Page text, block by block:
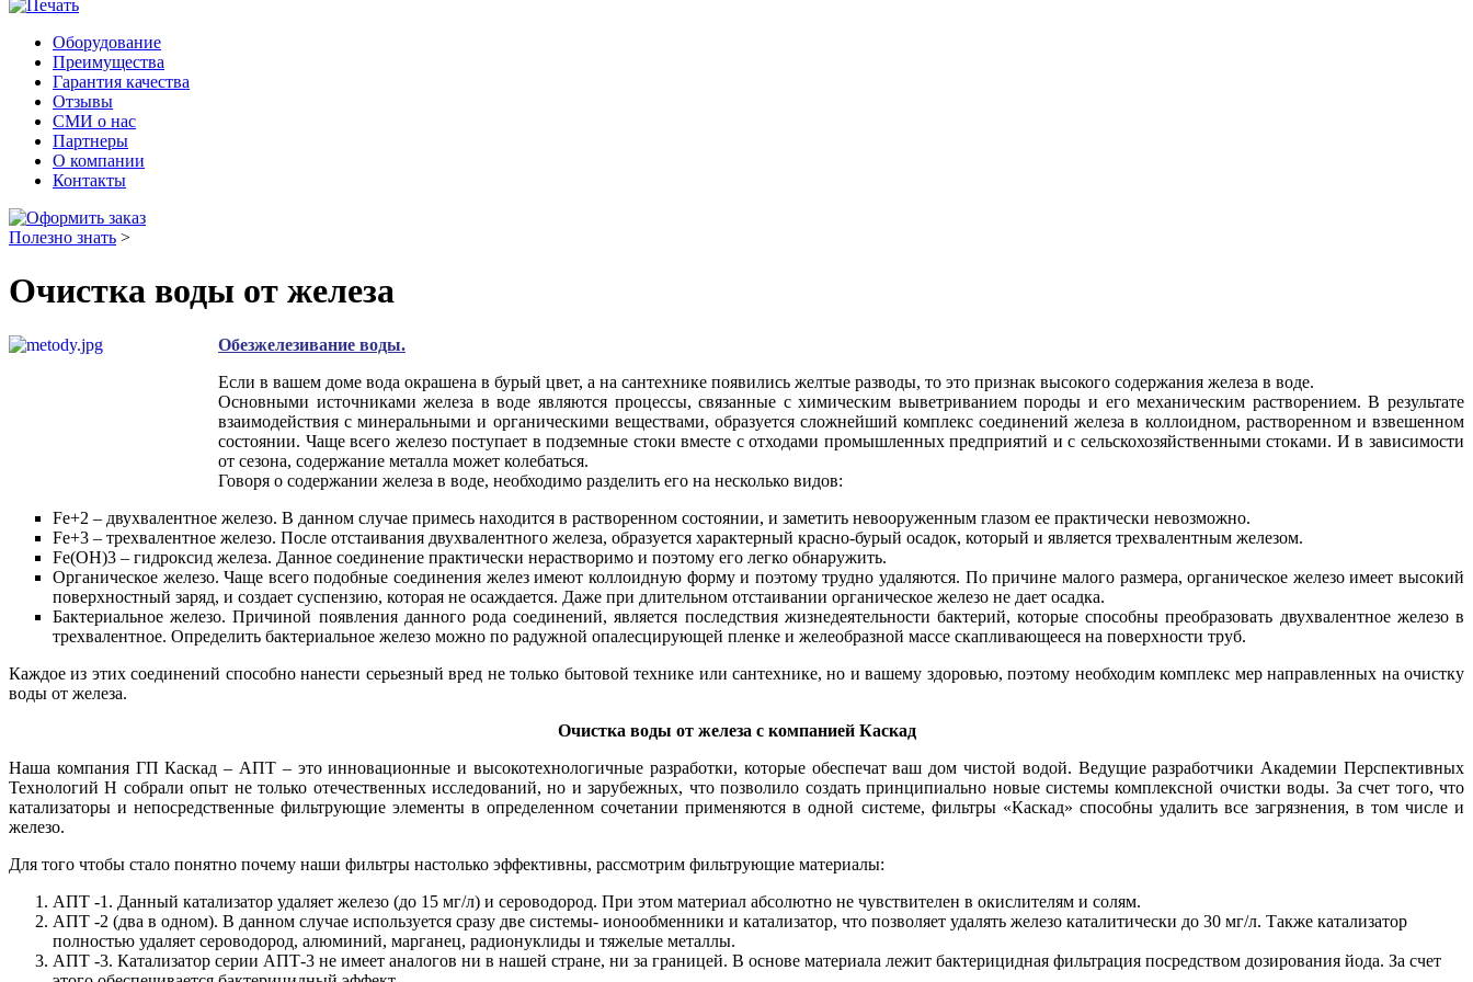
Оборудование
Преимущества
Гарантия качества
Отзывы
СМИ о нас
Партнеры
О компании
Контакты
Полезно знать >
Очистка воды от железа
Обезжелезивание воды.
Если в вашем доме вода окрашена в бурый цвет, а на сантехнике появились желтые разводы, то это признак высокого содержания железа в воде.
Основными источниками железа в воде являются процессы, связанные с химическим выветриванием породы и его механическим растворением. В результате
взаимодействия с минеральными и органическими веществами, образуется сложнейший комплекс соединений железа в коллоидном, растворенном и взвешенном
состоянии. Чаще всего железо поступает в подземные стоки вместе с отходами промышленных предприятий и с сельскохозяйственными стоками. И в зависимости
от сезона, содержание металла может колебаться.
Говоря о содержании железа в воде, необходимо разделить его на несколько видов:
Fe+2 – двухвалентное железо. В данном случае примесь находится в растворенном состоянии, и заметить невооруженным глазом ее практически невозможно.
Fe+3 – трехвалентное железо. После отстаивания двухвалентного железа, образуется характерный красно-бурый осадок, который и является трехвалентным железом.
Fe(OH)3 – гидроксид железа. Данное соединение практически нерастворимо и поэтому его легко обнаружить.
Органическое железо. Чаще всего подобные соединения желез имеют коллоидную форму и поэтому трудно удаляются. По причине малого размера, органическое железо имеет высокий
поверхностный заряд, и создает суспензию, которая не осаждается. Даже при длительном отстаивании органическое железо не дает осадка.
Бактериальное железо. Причиной появления данного рода соединений, является последствия жизнедеятельности бактерий, которые способны преобразовать двухвалентное железо в
трехвалентное. Определить бактериальное железо можно по радужной опалесцирующей пленке и желеобразной массе скапливающееся на поверхности труб.
Каждое из этих соединений способно нанести серьезный вред не только бытовой технике или сантехнике, но и вашему здоровью, поэтому необходим комплекс мер направленных на очистку
воды от железа.
Очистка воды от железа с компанией Каскад
Наша компания ГП Каскад – АПТ – это инновационные и высокотехнологичные разработки, которые обеспечат ваш дом чистой водой. Ведущие разработчики Академии Перспективных
Технологий Н собрали опыт не только отечественных исследований, но и зарубежных, что позволило создать принципиально новые системы комплексной очистки воды. За счет того, что
катализаторы и непосредственные фильтрующие элементы в определенном сочетании применяются в одной системе, фильтры «Каскад» способны удалить все загрязнения, в том числе и
железо.
Для того чтобы стало понятно почему наши фильтры настолько эффективны, рассмотрим фильтрующие материалы:
АПТ -1. Данный катализатор удаляет железо (до 15 мг/л) и сероводород. При этом материал абсолютно не чувствителен в окислителям и солям.
АПТ -2 (два в одном). В данном случае используется сразу две системы- ионообменники и катализатор, что позволяет удалять железо каталитически до 30 мг/л. Также катализатор
полностью удаляет сероводород, алюминий, марганец, радионуклиды и тяжелые металлы.
АПТ -3. Катализатор серии АПТ-3 не имеет аналогов ни в нашей стране, ни за границей. В основе материала лежит бактерицидная фильтрация посредством дозирования йода. За счет